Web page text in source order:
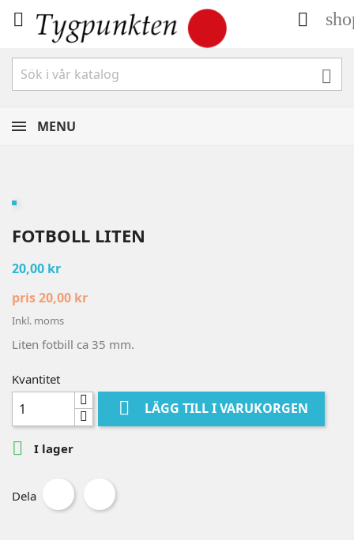
 

MENU
FOTBOLL LITEN
20,00 kr
pris 20,00 kr
Inkl. moms
Liten fotbill ca 35 mm.
Kvantitet
 LÄGG TILL I VARUKORGEN
 I lager
Dela